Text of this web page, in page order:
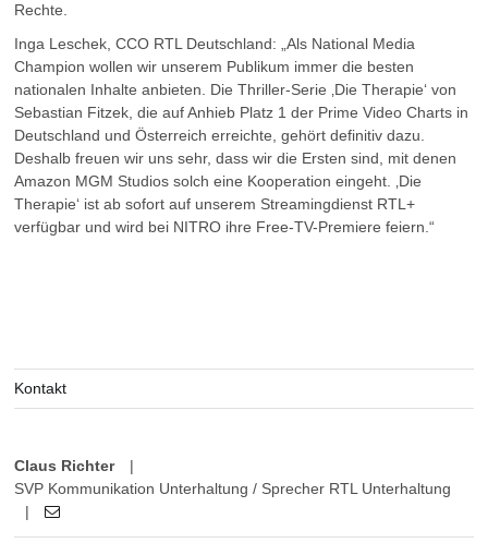
Rechte.
Inga Leschek, CCO RTL Deutschland: „Als National Media
Champion wollen wir unserem Publikum immer die besten
nationalen Inhalte anbieten. Die Thriller-Serie ‚Die Therapie‘ von
Sebastian Fitzek, die auf Anhieb Platz 1 der Prime Video Charts in
Deutschland und Österreich erreichte, gehört definitiv dazu.
Deshalb freuen wir uns sehr, dass wir die Ersten sind, mit denen
Amazon MGM Studios solch eine Kooperation eingeht. ‚Die
Therapie‘ ist ab sofort auf unserem Streamingdienst RTL+
verfügbar und wird bei NITRO ihre Free-TV-Premiere feiern.“
Kontakt
Claus Richter
|
SVP Kommunikation Unterhaltung / Sprecher RTL Unterhaltung
|